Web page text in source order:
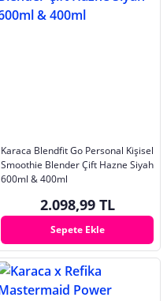
Karaca Blendfit Go Personal Kişisel
Smoothie Blender Çift Hazne Siyah
600ml & 400ml
2.098,99 TL
Sepete Ekle